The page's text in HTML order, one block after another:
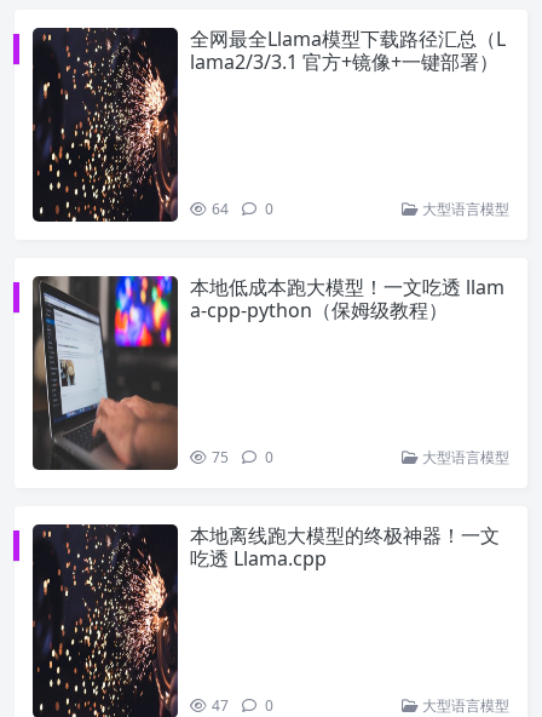
全网最全Llama模型下载路径汇总（L
lama2/3/3.1 官方+镜像+一键部署）
64 0 大型语言模型
本地低成本跑大模型！一文吃透 llam
a-cpp-python（保姆级教程）
75 0 大型语言模型
本地离线跑大模型的终极神器！一文
吃透 Llama.cpp
47 0 大型语言模型